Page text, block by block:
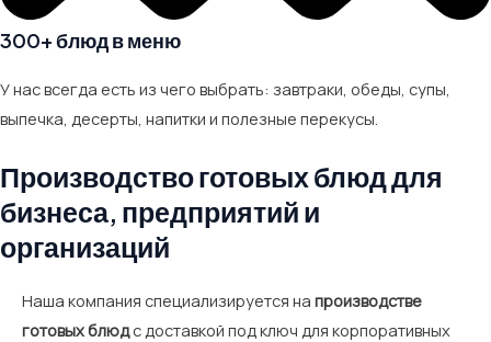
300+ блюд в меню
У нас всегда есть из чего выбрать: завтраки, обеды, супы,
выпечка, десерты, напитки и полезные перекусы.
Производство готовых блюд для
бизнеса, предприятий и
организаций
Наша компания специализируется на производстве
готовых блюдс доставкой под ключ для корпоративных